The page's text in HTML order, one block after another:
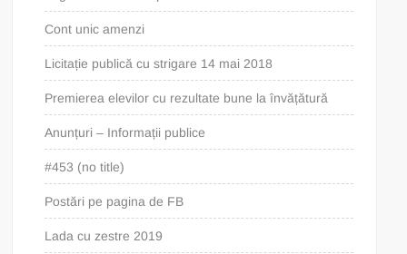
Cont unic amenzi
Licitație publică cu strigare 14 mai 2018
Premierea elevilor cu rezultate bune la învățătură
Anunțuri – Informații publice
#453 (no title)
Postări pe pagina de FB
Lada cu zestre 2019